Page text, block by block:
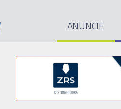
ANUNCIE